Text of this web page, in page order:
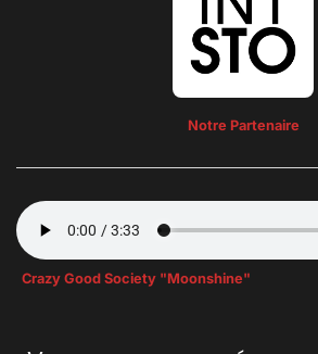
Notre Partenaire
Crazy Good Society "Moonshine"